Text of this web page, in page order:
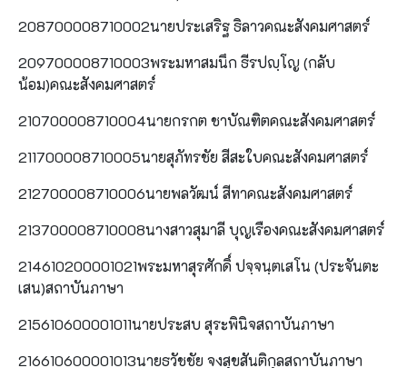
208700008710002นายประเสริฐ ธิลาวคณะสังคมศาสตร์
209700008710003พระมหาสมนึก ธีรปญฺโญ (กลับ
น้อม)คณะสังคมศาสตร์
210700008710004นายกรกต ชาบัณฑิตคณะสังคมศาสตร์
211700008710005นายสุภัทรชัย สีสะใบคณะสังคมศาสตร์
212700008710006นายพลวัฒน์ สีทาคณะสังคมศาสตร์
213700008710008นางสาวสุมาลี บุญเรืองคณะสังคมศาสตร์
214610200001021พระมหาสุรศักดิ์ ปจฺจนฺตเสโน (ประจันตะ
เสน)สถาบันภาษา
215610600001011นายประสบ สุระพินิจสถาบันภาษา
216610600001013นายธวัชชัย จงสุขสันติกุลสถาบันภาษา